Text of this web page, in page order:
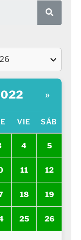
»
VIE SÁB
4 5
11 12
18 19
25 26